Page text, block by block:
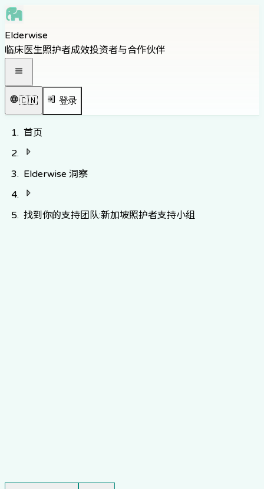
Skip to navigation
Skip to footer
Elderwise
临床医生照护者成效投资者与合作伙伴
🇨🇳 登录
首页
Elderwise 洞察
找到你的支持团队:新加坡照护者支持小组